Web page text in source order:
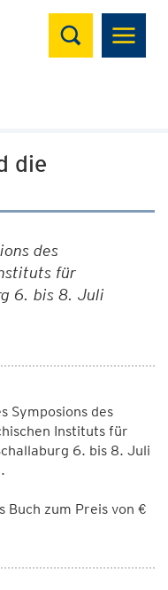
Suchen
die
des
für
6. bis 8. Juli
Symposions des
Instituts für
6. bis 8. Juli
Buch zum Preis von €